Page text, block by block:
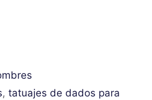
,tatuajes de dados para